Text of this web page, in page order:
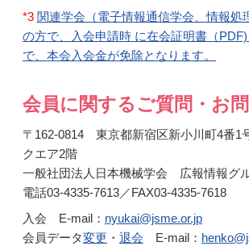
*3 関連学会（電子情報通信学会、情報処
の方で、入会申請時 に在会証明書（
で、本会入会金が免除となります。
会員に関するご質問・お
〒162-0814 東京都新宿区新小川町4番1
クエア2階
一般社団法人日本機械学会 広報情報グ
電話03-4335-7613／FAX03-4335-7618
入会 E-mail： nyukai@jsme.or.jp
会員データ変更 ・ 退会 E-mail：